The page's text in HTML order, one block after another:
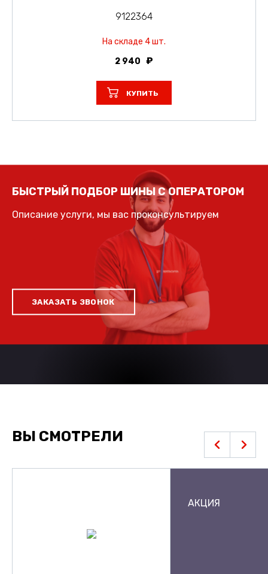
9122364
На складе 4 шт.
2 940
КУПИТЬ
БЫСТРЫЙ ПОДБОР ШИНЫ С ОПЕРАТОРОМ
Описание услуги, мы вас проконсультируем
ЗАКАЗАТЬ ЗВОНОК
ВЫ СМОТРЕЛИ
АКЦИЯ